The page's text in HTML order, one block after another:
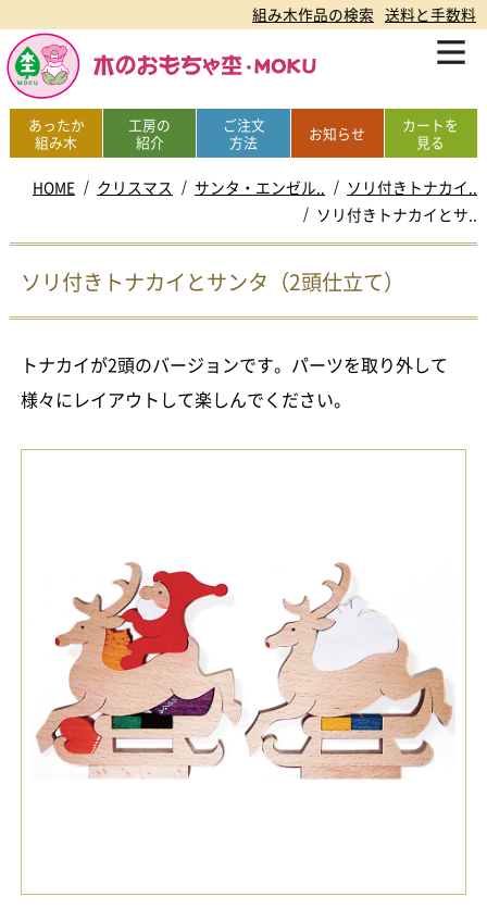
組み木作品の検索 送料と手数料
あったか
組み木
工房の
紹介
ご注文
方法
お知らせ
カートを
見る
HOME クリスマス サンタ・エンゼル..
ソリ付きトナカイ..
ソリ付きトナカイとサ..
ソリ付きトナカイとサンタ（2頭仕立て）
トナカイが2頭のバージョンです。パーツを取り外して
様々にレイアウトして楽しんでください。